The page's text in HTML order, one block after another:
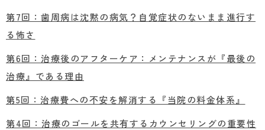
第7回：歯周病は沈黙の病気？自覚症状のないまま進行す
る怖さ
第6回：治療後のアフターケア：メンテナンスが『最後の
治療』である理由
第5回：治療費への不安を解消する『当院の料金体系』
第4回：治療のゴールを共有するカウンセリングの重要性